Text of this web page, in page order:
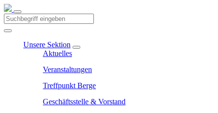
Unsere Sektion
Aktuelles
Veranstaltungen
Treffpunkt Berge
Geschäftsstelle & Vorstand